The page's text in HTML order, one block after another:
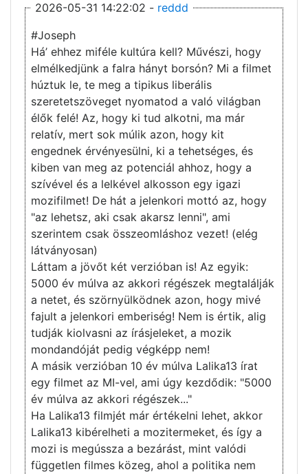
2026-05-31 14:22:02 - reddd
#Joseph
Há’ ehhez miféle kultúra kell? Művészi, hogy
elmélkedjünk a falra hányt borsón? Mi a filmet
húztuk le, te meg a tipikus liberális
szeretetszöveget nyomatod a való világban
élők felé! Az, hogy ki tud alkotni, ma már
relatív, mert sok múlik azon, hogy kit
engednek érvényesülni, ki a tehetséges, és
kiben van meg az potenciál ahhoz, hogy a
szívével és a lelkével alkosson egy igazi
mozifilmet! De hát a jelenkori mottó az, hogy
"az lehetsz, aki csak akarsz lenni", ami
szerintem csak összeomláshoz vezet! (elég
látványosan)
Láttam a jövőt két verzióban is! Az egyik:
5000 év múlva az akkori régészek megtalálják
a netet, és szörnyülködnek azon, hogy mivé
fajult a jelenkori emberiség! Nem is értik, alig
tudják kiolvasni az írásjeleket, a mozik
mondandóját pedig végképp nem!
A másik verzióban 10 év múlva Lalika13 írat
egy filmet az MI-vel, ami úgy kezdődik: "5000
év múlva az akkori régészek..."
Ha Lalika13 filmjét már értékelni lehet, akkor
Lalika13 kibérelheti a mozitermeket, és így a
mozi is megússza a bezárást, mint valódi
független filmes közeg, ahol a politika nem